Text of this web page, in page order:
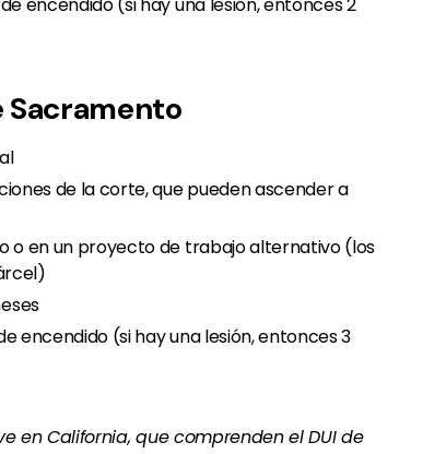
Sacramento
de la corte, que pueden ascender a
o en un proyecto de trabajo alternativo (los
encendido (si hay una lesión, entonces 3
en California, que comprenden el DUI de